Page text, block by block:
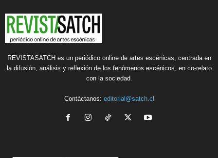
REVISTASATCH es un periódico online de artes escénicas, centrada en
la difusión, análisis y reflexión de los fenómenos escénicos, en co-relato
con la sociedad.
Contáctanos: editorial@satch.cl